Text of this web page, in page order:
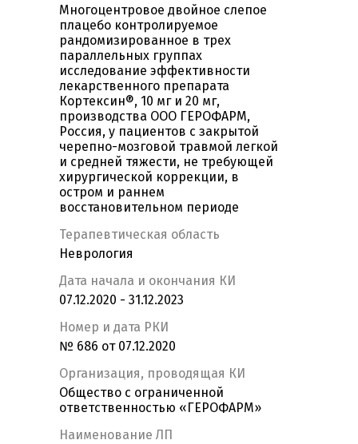
Многоцентровое двойное слепое
плацебо контролируемое
рандомизированное в трех
параллельных группах
исследование эффективности
лекарственного препарата
Кортексин®, 10 мг и 20 мг,
производства ООО ГЕРОФАРМ,
Россия, у пациентов с закрытой
черепно-мозговой травмой легкой
и средней тяжести, не требующей
хирургической коррекции, в
остром и раннем
восстановительном периоде
Терапевтическая область
Неврология
Дата начала и окончания КИ
07.12.2020 - 31.12.2023
Номер и дата РКИ
№ 686 от 07.12.2020
Организация, проводящая КИ
Общество с ограниченной
ответственностью «ГЕРОФАРМ»
Наименование ЛП